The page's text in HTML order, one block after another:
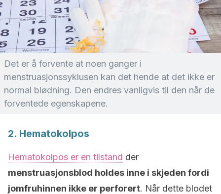
Det er å forvente at noen ganger i
menstruasjonssyklusen kan det hende at det ikke er
normal blødning. Den endres vanligvis til den når de
forventede egenskapene.
2. Hematokolpos
Hematokolpos er en tilstand der
menstruasjonsblod holdes inne i skjeden fordi
jomfruhinnen ikke er perforert. Når dette blodet